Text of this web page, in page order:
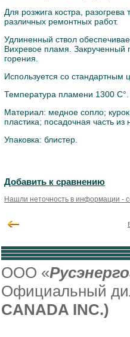
Для розжига костра,
различных ремонтных работ.
Удлиненный ствол
Вихревое пламя. Закрученный
горения.
Используется со
Температура пламени 1300 С°.
Материал: медное сопло;
пластика; посадочная часть
Упаковка: блистер.
Добавить к сравнению
Нашли неточность в информации -
ООО «
Официальный
CANADA INC.)